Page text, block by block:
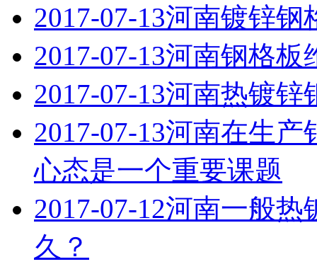
2017-07-13河南镀锌钢
2017-07-13河南钢格板
2017-07-13河南热镀锌
2017-07-13河南在生产
心态是一个重要课题
2017-07-12河南一般热
久？